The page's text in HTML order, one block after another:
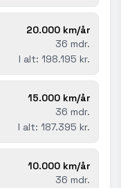
20.000 km/år
36 mdr.
I alt: 198.195 kr.
15.000 km/år
36 mdr.
I alt: 187.395 kr.
10.000 km/år
36 mdr.